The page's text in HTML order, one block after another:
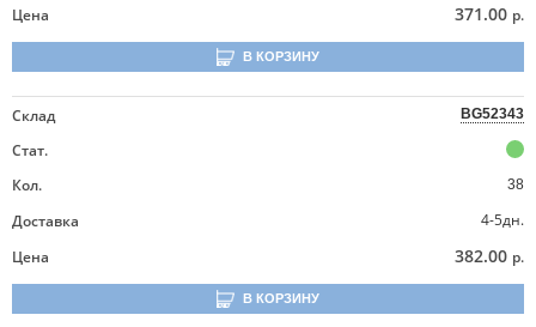
Цена
371.00 р.
В КОРЗИНУ
Склад BG52343
Стат.
Кол.
38
Доставка
4-5дн.
Цена
382.00 р.
В КОРЗИНУ